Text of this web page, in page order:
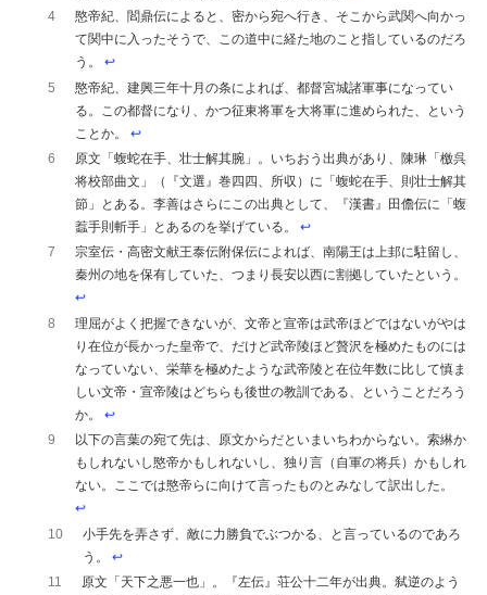
4
愍帝紀、閻鼎伝によると、密から宛へ行き、そこから武関へ向かっ
て関中に入ったそうで、この道中に経た地のこと指しているのだろ
う。↩︎
5
愍帝紀、建興三年十月の条によれば、都督宮城諸軍事になってい
る。この都督になり、かつ征東将軍を大将軍に進められた、という
ことか。↩︎
6
原文「蝮蛇在手、壮士解其腕」。いちおう出典があり、陳琳「檄呉
将校部曲文」（『文選』巻四四、所収）に「蝮蛇在手、則壮士解其
節」とある。李善はさらにこの出典として、『漢書』田儋伝に「蝮
蠚手則斬手」とあるのを挙げている。↩︎
7
宗室伝・高密文献王泰伝附保伝によれば、南陽王は上邽に駐留し、
秦州の地を保有していた、つまり長安以西に割拠していたという。
↩︎
8
理屈がよく把握できないが、文帝と宣帝は武帝ほどではないがやは
り在位が長かった皇帝で、だけど武帝陵ほど贅沢を極めたものには
なっていない、栄華を極めたような武帝陵と在位年数に比して慎ま
しい文帝・宣帝陵はどちらも後世の教訓である、ということだろう
か。↩︎
9
以下の言葉の宛て先は、原文からだといまいちわからない。索綝か
もしれないし愍帝かもしれないし、独り言（自軍の将兵）かもしれ
ない。ここでは愍帝らに向けて言ったものとみなして訳出した。
↩︎
10
小手先を弄さず、敵に力勝負でぶつかる、と言っているのであろ
う。↩︎
11
原文「天下之悪一也」。『左伝』荘公十二年が出典。弑逆のよう